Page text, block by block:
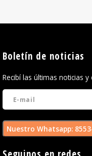
Boletín de noticias
Recibí las últimas noticias
Nuestro Whatsapp: